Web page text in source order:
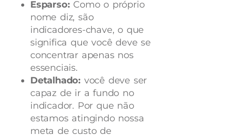
Esparso: Como o próprio
nome diz, são
indicadores-chave, o que
significa que você deve se
concentrar apenas nos
essenciais.
Detalhado: você deve ser
capaz de ir a fundo no
indicador. Por que não
estamos atingindo nossa
meta de custo de